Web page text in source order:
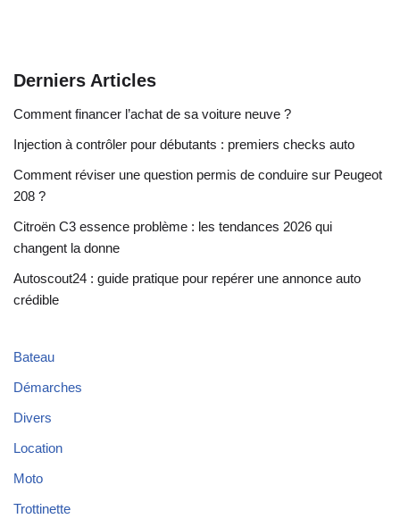
Derniers Articles
Comment financer l’achat de sa voiture neuve ?
Injection à contrôler pour débutants : premiers checks auto
Comment réviser une question permis de conduire sur Peugeot
208 ?
Citroën C3 essence problème : les tendances 2026 qui
changent la donne
Autoscout24 : guide pratique pour repérer une annonce auto
crédible
Bateau
Démarches
Divers
Location
Moto
Trottinette